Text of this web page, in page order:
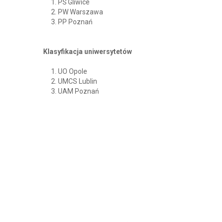
PŚ Gliwice
PW Warszawa
PP Poznań
Klasyfikacja uniwersytetów
UO Opole
UMCS Lublin
UAM Poznań